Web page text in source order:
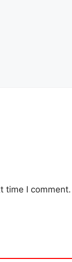
time I comment.